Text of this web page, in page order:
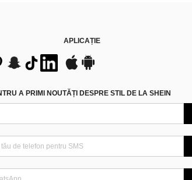
APLICAȚIE
A PRIMI NOUTĂȚI DESPRE STIL DE LA SHEIN